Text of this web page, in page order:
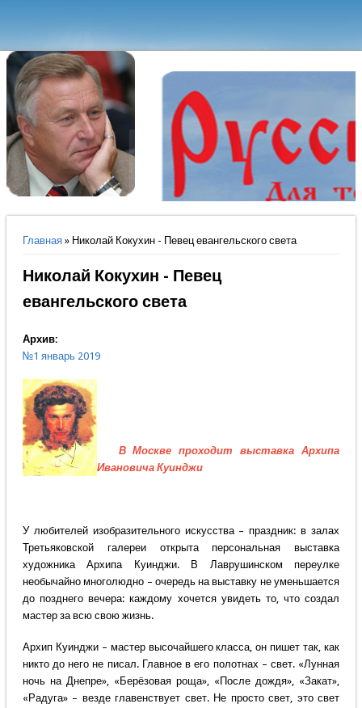
Вы здесь
Главная» Николай Кокухин - Певец евангельского света
Николай Кокухин - Певец
евангельского света
Архив:
№1 январь 2019
В Москве проходит выставка Архипа
Ивановича Куинджи
У любителей изобразительного искусства – праздник: в залах
Третьяковской галереи открыта персональная выставка
художника Архипа Куинджи. В Лаврушинском переулке
необычайно многолюдно – очередь на выставку не уменьшается
до позднего вечера: каждому хочется увидеть то, что создал
мастер за всю свою жизнь.
Архип Куинджи – мастер высочайшего класса, он пишет так, как
никто до него не писал. Главное в его полотнах – свет. «Лунная
ночь на Днепре», «Берёзовая роща», «После дождя», «Закат»,
«Радуга» – везде главенствует свет. Не просто свет, это свет